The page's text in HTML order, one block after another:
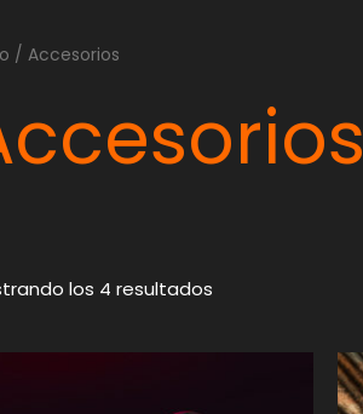
/ Accesorios
los 4 resultados